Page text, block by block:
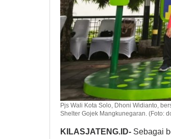
Pjs Wali Kota Solo, Dhoni Widianto,
Shelter Gojek Mangkunegaran. (Foto:
KILASJATENG.ID- Sebagai